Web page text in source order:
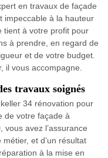
en travaux de façade
impeccable à la hauteur
tient à votre profit pour
à prendre, en regard de
et de votre budget.
il vous accompagne.
travaux soignés
34 rénovation pour
de votre façade à
avez l’assurance
métier, et d’un résultat
à la mise en